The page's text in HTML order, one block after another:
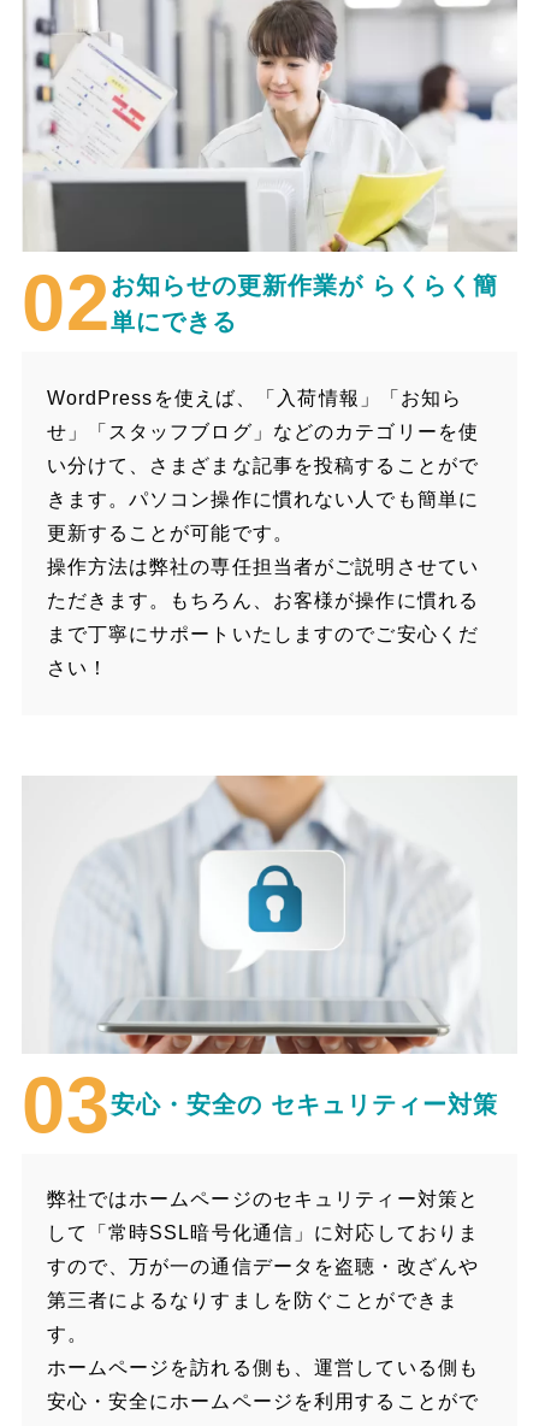
お知らせの更新作業がらくらく簡
単にできる
WordPressを使えば、「入荷情報」「お知ら
せ」「スタッフブログ」などのカテゴリーを使
い分けて、さまざまな記事を投稿することがで
きます。パソコン操作に慣れない人でも簡単に
更新することが可能です。
操作方法は弊社の専任担当者がご説明させてい
ただきます。もちろん、お客様が操作に慣れる
まで丁寧にサポートいたしますのでご安心くだ
さい！
安心・安全の セキュリティー対策
弊社ではホームページのセキュリティー対策と
して「常時SSL暗号化通信」に対応しておりま
すので、万が一の通信データを盗聴・改ざんや
第三者によるなりすましを防ぐことができま
す。
ホームページを訪れる側も、運営している側も
安心・安全にホームページを利用することがで